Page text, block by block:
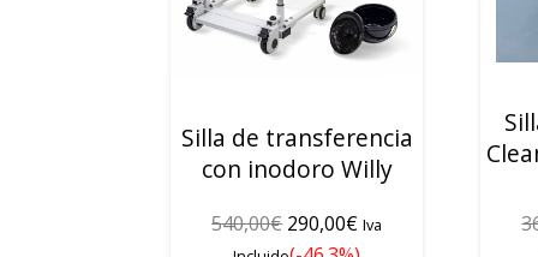
Silla de transferencia
con inodoro Willy
540,00€ El
290,00€ElIva